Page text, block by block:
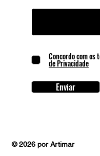
Concordo com os
de Privacidade
Enviar
© 2026 por Artimar